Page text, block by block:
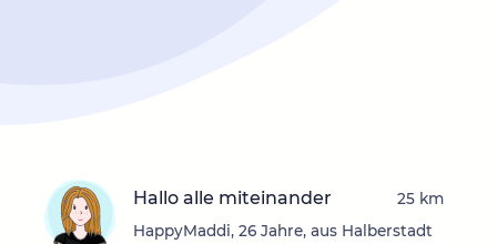
Hallo alle miteinander
HappyMaddi, 26 Jahre, aus Halberstadt
25 km